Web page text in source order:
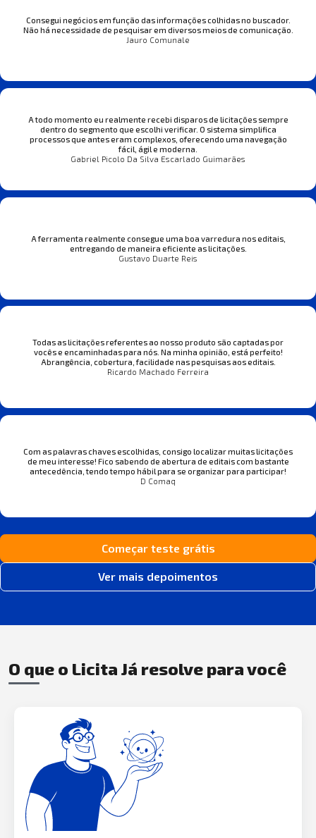
Consegui negócios em função das informações colhidas no buscador.
Não há necessidade de pesquisar em diversos meios de comunicação.
Jauro Comunale
A todo momento eu realmente recebi disparos de licitações sempre
dentro do segmento que escolhi verificar. O sistema simplifica
processos que antes eram complexos, oferecendo uma navegação
fácil, ágil e moderna.
Gabriel Picolo Da Silva Escarlado Guimarães
A ferramenta realmente consegue uma boa varredura nos editais,
entregando de maneira eficiente as licitações.
Gustavo Duarte Reis
Todas as licitações referentes ao nosso produto são captadas por
vocês e encaminhadas para nós. Na minha opinião, está perfeito!
Abrangência, cobertura, facilidade nas pesquisas aos editais.
Ricardo Machado Ferreira
Com as palavras chaves escolhidas, consigo localizar muitas licitações
de meu interesse! Fico sabendo de abertura de editais com bastante
antecedência, tendo tempo hábil para se organizar para participar!
D Comaq
Começar teste grátis
Ver mais depoimentos
O que o Licita Já resolve para você